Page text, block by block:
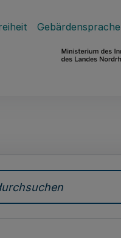
Gebärdensprache